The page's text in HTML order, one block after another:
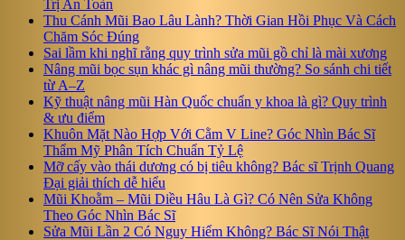
Trị An Toàn
Thu Cánh Mũi Bao Lâu Lành? Thời Gian Hồi Phục Và Cách
Chăm Sóc Đúng
Sai lầm khi nghĩ rằng quy trình sửa mũi gồ chỉ là mài xương
Nâng mũi bọc sụn khác gì nâng mũi thường? So sánh chi tiết
từ A–Z
Kỹ thuật nâng mũi Hàn Quốc chuẩn y khoa là gì? Quy trình
& ưu điểm
Khuôn Mặt Nào Hợp Với Cằm V Line? Góc Nhìn Bác Sĩ
Thẩm Mỹ Phân Tích Chuẩn Tỷ Lệ
Mỡ cấy vào thái dương có bị tiêu không? Bác sĩ Trịnh Quang
Đại giải thích dễ hiểu
Mũi Khoằm – Mũi Diều Hâu Là Gì? Có Nên Sửa Không
Theo Góc Nhìn Bác Sĩ
Sửa Mũi Lần 2 Có Nguy Hiểm Không? Bác Sĩ Nói Thật